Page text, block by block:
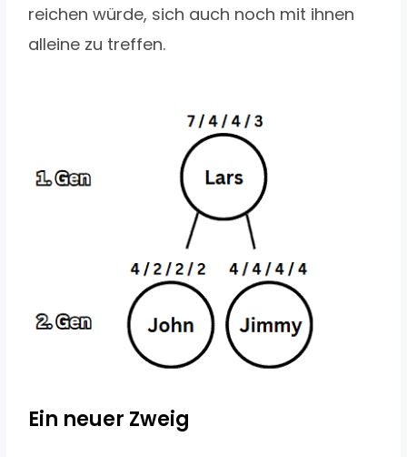
reichen würde, sich auch noch mit ihnen
alleine zu treffen.
Ein neuer Zweig